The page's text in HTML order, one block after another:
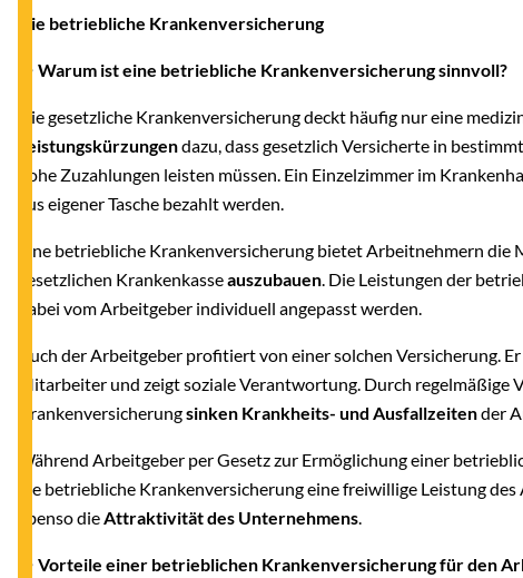
Die betriebliche Krankenversicherung
● Warum ist eine betriebliche Krankenversicherung sinnvoll?
Die gesetzliche Krankenversicherung deckt häufig nur eine
Leistungskürzungendazu, dass gesetzlich Versicherte in
hohe Zuzahlungen leisten müssen. Ein Einzelzimmer im
aus eigener Tasche bezahlt werden.
Eine betriebliche Krankenversicherung bietet Arbeitnehmern die
gesetzlichen Krankenkasseauszubauen. Die Leistungen der
dabei vom Arbeitgeber individuell angepasst werden.
Auch der Arbeitgeber profitiert von einer solchen Versicherung.
Mitarbeiter und zeigt soziale Verantwortung. Durch regelmäßige
Krankenversicherungsinken Krankheits- und Ausfallzeitender
Während Arbeitgeber per Gesetz zur Ermöglichung einer
die betriebliche Krankenversicherung eine freiwillige Leistung
ebenso dieAttraktivität des Unternehmens.
● Vorteile einer betrieblichen Krankenversicherung für den